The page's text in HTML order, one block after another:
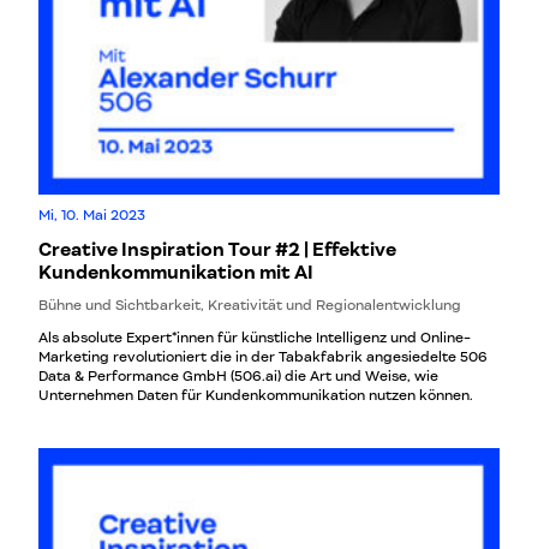
“Prompts”) erstellt. Dieser Workshop ist für dich, wenn… Welche
Inhalte erwarten dich: Vormittag Nachmittag Im Praxis Deep Dive
(Nachmittag) stehen folgende Fragen im Fokus: Das lernst du im
Workshop: Neben jeder Menge Inspiration werden die
Teilnehmer*innen den Workshop mit einem Hands-on-Toolkit für
die Erstellung von Bildmaterial mit Hilfe von KI verlassen. Unser
Versprechen: Die Bilder, die du im Anschluss generieren kannst,
werden weit über Durchschnitt sein! Unser Speaker: Michael …
Mi, 10. Mai 2023
Creative Inspiration Tour #2 | Effektive
Kundenkommunikation mit AI
Bühne und Sichtbarkeit, Kreativität und Regionalentwicklung
Als absolute Expert*innen für künstliche Intelligenz und Online-
Marketing revolutioniert die in der Tabakfabrik angesiedelte 506
Data & Performance GmbH (506.ai) die Art und Weise, wie
Unternehmen Daten für Kundenkommunikation nutzen können.